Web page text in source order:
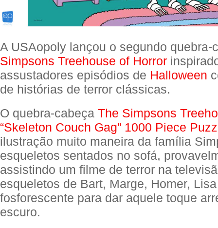
A USAopoly lançou o segundo
Simpsons Treehouse of Horror
assustadores episódios de Halloween
de histórias de terror clássicas.
O quebra-cabeça The Simpsons
“Skeleton Couch Gag” 1000 Piece
ilustração muito maneira da família
esqueletos sentados no sofá,
assistindo um filme de terror na
esqueletos de Bart, Marge, Homer,
fosforescente para dar aquele toque
escuro.